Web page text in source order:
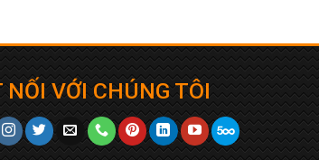
NỐI VỚI CHÚNG TÔI